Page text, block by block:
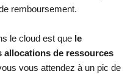
remboursement.
le cloud est que le
allocations de ressources
vous attendez à un pic de